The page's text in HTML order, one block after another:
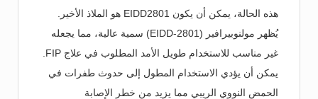
هذه الحالة، يمكن أن يكون EIDD2801 هو الملاذ الأخير.
يُظهر مولنوبيرافير (EIDD-2801) سمية عالية، مما يجعله
يمكن أن يؤدي الاستخدام المطول إلى حدوث طفرات في
الحمض النووي الريبي مما يزيد من خطر الإصابة